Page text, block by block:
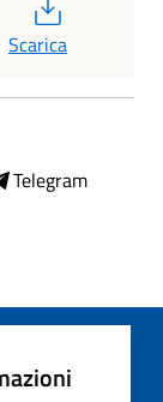
Scarica
Telegram